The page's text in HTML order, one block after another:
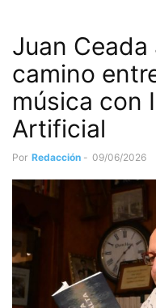
Juan
camino
música con
Artificial
Por Redacción - 09/06/2026